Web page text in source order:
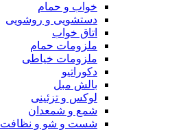
خواب و حمام
دستشویی و روشویی
اتاق خواب
ملزومات حمام
ملزومات خیاطی
دکوراتیو
بالش مبل
لوکس و تزئینی
شمع و شمعدان
شست و شو و نظافت